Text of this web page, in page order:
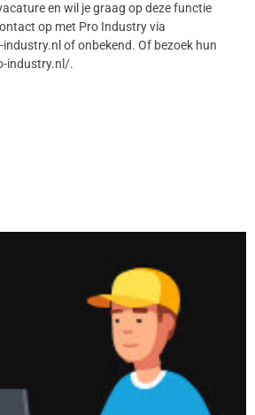
en wil je graag op deze functie
op met Pro Industry via
of onbekend. Of bezoek hun
industry.nl/.